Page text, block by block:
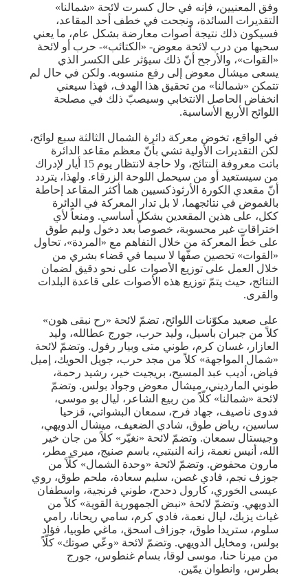
وفق المعنيين، فإنه في حال كسرت لائحة «شمالنا»
التقديرات السائدة، ونجحت في خطف أحد المقاعد،
فسيكون ذلك نتيجة أصوات معارضة بشكل عام، ما يعني
سحبها من درب لائحة معوض- «الكتائب»- حرب أو لائحة
«القوات»، والأرجح أنّ ذلك سيؤثر على الكسر الذي
يسعى ميشال معوض إلى رفع منسوبه. ولكن في حال لم
تتمكن «شمالنا» من تحقيق هذا الهدف، فهذا سيعني
انخفاض الحاصل الانتخابي وسيصبّ ذلك في مصلحة
اللوائح الأربع الأساسية.
في الواقع، تخوض معركة دائرة الشمال الثالثة سبع لوائح،
لكن التقديرات الأولية تشي بأنّ معظم مقاعد الدائرة
باتت معروفة النتائج، ولا حاجة لانتظار يوم 15 أيار لإدراك
من سيستعيد أو من سيحمل اللوحة الزرقاء. ولهذا، يتردد
أنّ مقعدي الكورة الأرثوذكسيين هما أكثر المقاعد إحاطة
بالغموض في نتائجهما، لا بل تدار المعركة في الدائرة
ككل، على هذين المقعدين بشكل أساسي. ومنعاً لأي
اختراقات غير محسوبة، خصوصاً بعد دخول وليم طوق
على خطّ المعركة من خلال التفاهم مع «المردة»، تحاول
«القوات» تحصين صفّها لا سيما في قضاء بشري من
خلال العمل على توزيع الأصوات على نحو دقيق لضمان
النتائج، حيث يتمّ توزيع هذه الأصوات على قاعدة البلدات
والقرى.
على صعيد مكوّنات اللوائح، تضمّ لائحة «رح نبقى هون»
كلاً من جبران باسيل، وليد حرب، جورج عطالله، وليد
العازار، غسان كرم، طوني متى وبيار رفول. وتضمّ لائحة
«شمال المواجهة» كلاً من مجد حرب، جويل الحويك، إميل
فياض، أديب عبد المسيح، بريجيت خير، رشيد رحمة،
طوني المارديني، ميشال معوض وجواد بولس. وتضمّ
لائحة «شمالنا» كلّاً من ربيع الشاعر، ليال بو موسى،
فدوى ناصيف، جهاد فرح، سمعان البشواتي، قزحيا
ساسين، رياض طوق، شادي الضعيف، ميشال الدويهي،
وجيستال سمعان. وتضمّ لائحة «نغيّر» كلاً من جان خير
الله، أنيس نعمة، زانه النبتبي، باسم صنيج، ميري مطر،
مارون محفوض. وتضمّ لائحة «وحدة الشمال» كلّاً من
جوزف نجم، فادي غصن، سليم سعادة، ملحم طوق، روي
عيسى الخوري، كارول دحدح، طوني فرنجية، واسطفان
الدويهي. وتضمّ لائحة «نبض الجمهورية القوية» كلاً من
غياث يزبك، ليال نعمة، فادي كرم، سامي ريحانا، رامي
سلوم، ستريدا طوق، جوزاف اسحق، ماغي طوبيا، فؤاد
بولس، ومخايل الدويهي. وتضمّ لائحة «وعّي صوتك» كلّاً
من ميرنا حنا، موسى لوقا، بسام غنطوس، جورج
بطرس، وانطوان يمّين.